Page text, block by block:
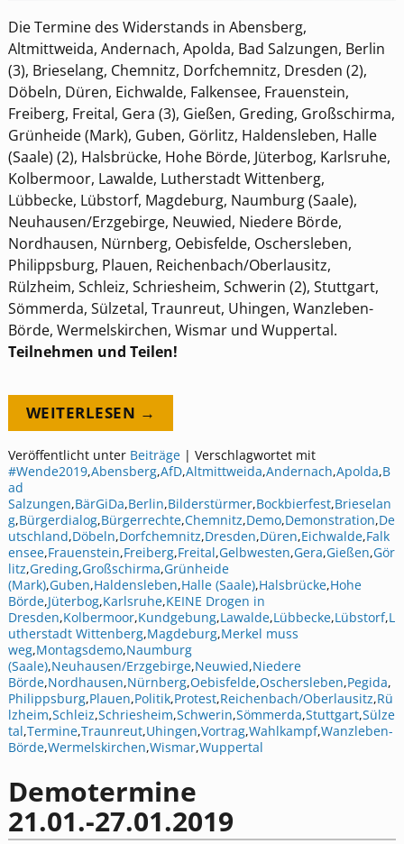
Die Termine des Widerstands in Abensberg,
Altmittweida, Andernach, Apolda, Bad Salzungen, Berlin
(3), Brieselang, Chemnitz, Dorfchemnitz, Dresden (2),
Döbeln, Düren, Eichwalde, Falkensee, Frauenstein,
Freiberg, Freital, Gera (3), Gießen, Greding, Großschirma,
Grünheide (Mark), Guben, Görlitz, Haldensleben, Halle
(Saale) (2), Halsbrücke, Hohe Börde, Jüterbog, Karlsruhe,
Kolbermoor, Lawalde, Lutherstadt Wittenberg,
Lübbecke, Lübstorf, Magdeburg, Naumburg (Saale),
Neuhausen/Erzgebirge, Neuwied, Niedere Börde,
Nordhausen, Nürnberg, Oebisfelde, Oschersleben,
Philippsburg, Plauen, Reichenbach/Oberlausitz,
Rülzheim, Schleiz, Schriesheim, Schwerin (2), Stuttgart,
Sömmerda, Sülzetal, Traunreut, Uhingen, Wanzleben-
Börde, Wermelskirchen, Wismar und Wuppertal.
Teilnehmen und Teilen!
WEITERLESEN →
Veröffentlicht unter Beiträge| Verschlagwortet mit
#Wende2019,Abensberg,AfD,Altmittweida,Andernach,Apolda,B
ad
Salzungen,BärGiDa,Berlin,Bilderstürmer,Bockbierfest,Brieselan
g,Bürgerdialog,Bürgerrechte,Chemnitz,Demo,Demonstration,De
utschland,Döbeln,Dorfchemnitz,Dresden,Düren,Eichwalde,Falk
ensee,Frauenstein,Freiberg,Freital,Gelbwesten,Gera,Gießen,Gör
litz,Greding,Großschirma,Grünheide
(Mark),Guben,Haldensleben,Halle (Saale),Halsbrücke,Hohe
Börde,Jüterbog,Karlsruhe,KEINE Drogen in
Dresden,Kolbermoor,Kundgebung,Lawalde,Lübbecke,Lübstorf,L
utherstadt Wittenberg,Magdeburg,Merkel muss
weg,Montagsdemo,Naumburg
(Saale),Neuhausen/Erzgebirge,Neuwied,Niedere
Börde,Nordhausen,Nürnberg,Oebisfelde,Oschersleben,Pegida,
Philippsburg,Plauen,Politik,Protest,Reichenbach/Oberlausitz,Rü
lzheim,Schleiz,Schriesheim,Schwerin,Sömmerda,Stuttgart,Sülze
tal,Termine,Traunreut,Uhingen,Vortrag,Wahlkampf,Wanzleben-
Börde,Wermelskirchen,Wismar,Wuppertal
Demotermine
21.01.-27.01.2019